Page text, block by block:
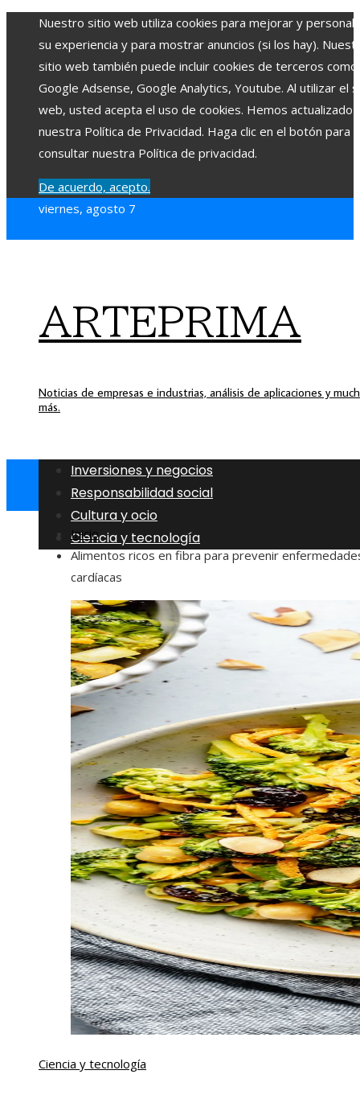
Nuestro sitio web utiliza cookies para mejorar y
su experiencia y para mostrar anuncios (si los hay).
sitio web también puede incluir cookies de terceros como
Google Adsense, Google Analytics, Youtube. Al utilizar el
web, usted acepta el uso de cookies. Hemos actualizado
nuestra Política de Privacidad. Haga clic en el botón para
consultar nuestra Política de privacidad.
De acuerdo, acepto.
viernes, agosto 7
ARTEPRIMA
Noticias de empresas e industrias, análisis de aplicaciones y
más.
Inversiones y negocios
Responsabilidad social
Cultura y ocio
Ciencia y tecnología
Inicio
Alimentos ricos en fibra para prevenir
cardíacas
Ciencia y tecnología